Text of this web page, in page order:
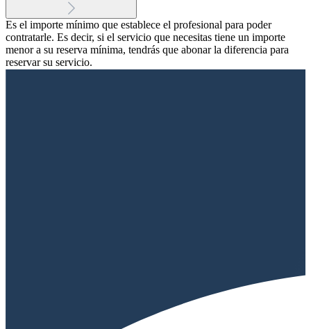
Es el importe mínimo que establece el profesional para poder
contratarle. Es decir, si el servicio que necesitas tiene un importe
menor a su reserva mínima, tendrás que abonar la diferencia para
reservar su servicio.